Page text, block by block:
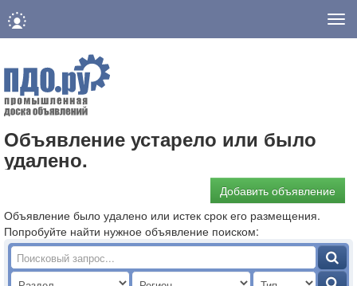
Объявление устарело или было
удалено.
Добавить объявление
Объявление было удалено или истек срок его размещения.
Попробуйте найти нужное объявление поиском: